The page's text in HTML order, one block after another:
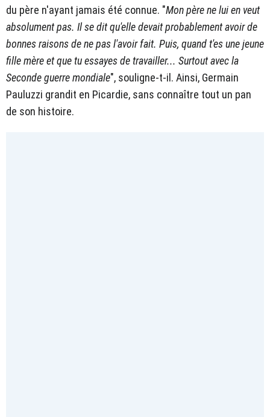
du père n'ayant jamais été connue. "Mon père ne lui en veut
absolument pas. Il se dit qu'elle devait probablement avoir de
bonnes raisons de ne pas l'avoir fait. Puis, quand t'es une jeune
fille mère et que tu essayes de travailler... Surtout avec la
Seconde guerre mondiale", souligne-t-il. Ainsi, Germain
Pauluzzi grandit en Picardie, sans connaître tout un pan
de son histoire.